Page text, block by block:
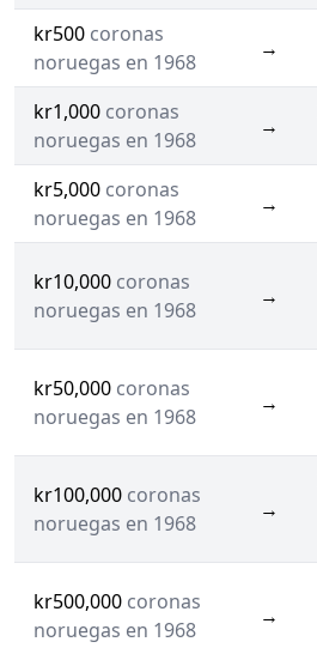
kr500 coronas
noruegas en 1968
→
kr1,000 coronas
noruegas en 1968
→
kr5,000 coronas
noruegas en 1968
→
kr10,000 coronas
noruegas en 1968
→
kr50,000 coronas
noruegas en 1968
→
kr100,000 coronas
noruegas en 1968
→
kr500,000 coronas
noruegas en 1968
→